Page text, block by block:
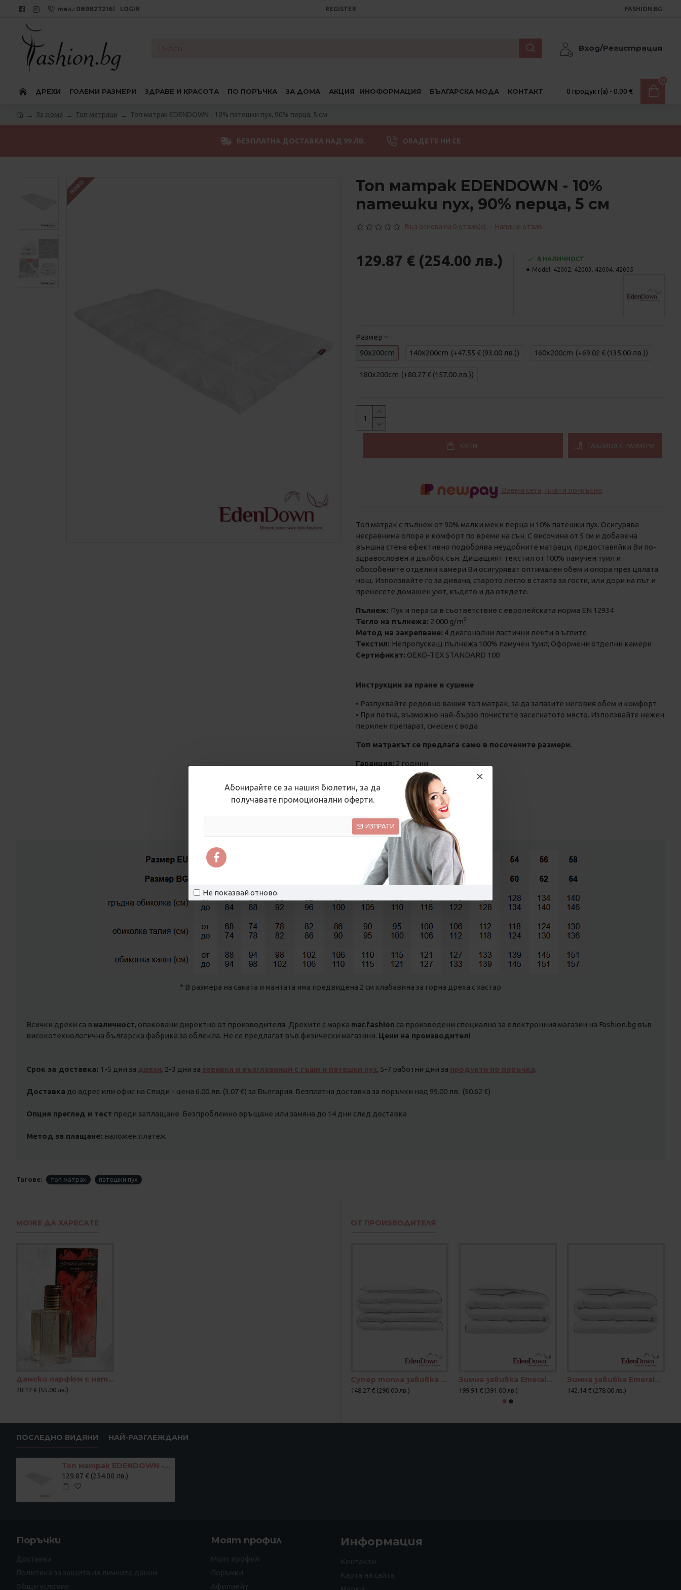
Абонирайте се за нашия бюлетин, за да
получавате промоционални оферти.
ИЗПРАТИ
Не показвай отново.
тел.: 0898272161 LOGIN REGISTER FASHION.BG
Вход/Регистрация
ДРЕХИ ГОЛЕМИ РАЗМЕРИ ЗДРАВЕ И КРАСОТА ПО ПОРЪЧКА ЗА ДОМА АКЦИЯ ИНОФОРМАЦИЯ БЪЛГАРСКА МОДА КОНТАКТ 0 продукт(а) - 0.00 €
0
За дома Топ матраци Топ матрак EDENDOWN - 10% патешки пух, 90% перца, 5 см
БЕЗПЛАТНА ДОСТАВКА НАД 99 ЛВ. ОБАДЕТЕ НИ СЕ
НОВО
Топ матрак EDENDOWN - 10%
патешки пух, 90% перца, 5 см
Въз основа на 0 отзив(а). - Напиши отзив
129.87 € (254.00 лв.)
В НАЛИЧНОСТ
Model: 42002, 42003, 42004, 42005
Размер
90x200cm
140x200cm (+47.55 € (93.00 лв.)) 160x200cm (+69.02 € (135.00 лв.))
180x200cm (+80.27 € (157.00 лв.))
КУПИ ТАБЛИЦА С РАЗМЕРИ
Вземи сега, плати по-късно
Топ матрак с пълнеж от 90% малки меки перца и 10% патешки пух. Осигурява
несравнима опора и комфорт по време на сън. С височина от 5 см и добавена
външна стена ефективно подобрява неудобните матраци, предоставяйки Ви по-
здравословен и дълбок сън. Дишащият текстил от 100% памучен туил и
обособените отделни камери Ви осигуряват оптимален обем и опора през цялата
нощ. Използвайте го за дивана, старото легло в стаята за гости, или дори на път и
пренесете домашен уют, където и да отидете.
Пълнеж: Пух и пера са в съответствие с европейската норма EN 12934
Тегло на пълнежа: 2 000 g/m2
Метод на закрепване: 4 диагонални ластични ленти в ъглите
Текстил: Непропускащ пълнежа 100% памучен туил; Оформени отделни камери
Сертификат: OEKO-TEX STANDARD 100
Инструкции за пране и сушене
• Разпухвайте редовно вашия топ матрак, за да запазите неговия обем и комфорт
• При петна, възможно най-бързо почистете засегнатото място. Използвайте нежен
перилен препарат, смесен с вода
Топ матракът се предлага само в посочените размери.
Гаранция: 2 години
3-5 работни дни
ОТЗИВИ ВИДЕО
* В размера на саката и мантата има предвидена 2 см хлабавина за горна дреха с хастар
Всички дрехи са в наличност, опаковани директно от производителя. Дрехите с марка mar.fashion са произведени специално за електронния магазин на Fashion.bg във
високотехнологична българска фабрика за облекла. Не се предлагат във физически магазини. Цени на производител!
Срок за доставка: 1-5 дни за дрехи, 2-3 дни за завивки и възглавници с гъши и патешки пух, 5-7 работни дни за продукти по поръчка.
Доставка до адрес или офис на Спиди - цена 6.00 лв. (3.07 €) за България. Безплатна доставка за поръчки над 99.00 лв. (50.62 €)
Опция преглед и тест преди заплащане. Безпроблемно връщане или замяна до 14 дни след доставка
Метод за плащане: наложен платеж
Тагове: топ матрак патешки пух
МОЖЕ ДА ХАРЕСАТЕ
Дамски парфюм с натурални съставки Ground chocolate
28.12 € (55.00 лв.)
ОТ ПРОИЗВОДИТЕЛЯ
Супер топла завивка Emerald с патешки пух
148.27 € (290.00 лв.)
Зимна завивка Emerald с гъши пух
199.91 € (391.00 лв.)
Зимна завивка Emerald с патешки пух
142.14 € (278.00 лв.)
ПОСЛЕДНО ВИДЯНИ НАЙ-РАЗГЛЕЖДАНИ
Топ матрак EDENDOWN - 10% патешки пух, 90% перца, 5 см
129.87 € (254.00 лв.)
Поръчки
Доставка
Политика за защита на личните данни
Общи условия
Моят профил
Моят профил
Поръчки
Афилиейт
Информация
Контакти
Карта на сайта